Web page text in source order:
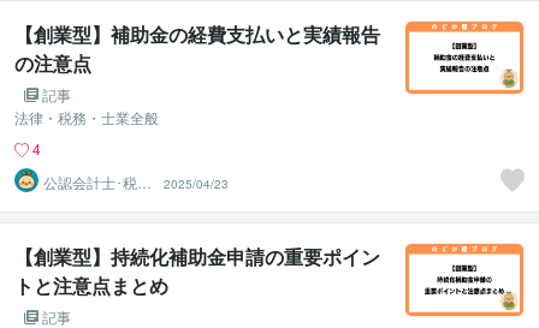
【創業型】補助金の経費支払いと実績報告
の注意点
記事
法律・税務・士業全般
4
公認会計士･税理
士･行政書士 の
どか屋
2025/04/23
【創業型】持続化補助金申請の重要ポイン
トと注意点まとめ
記事